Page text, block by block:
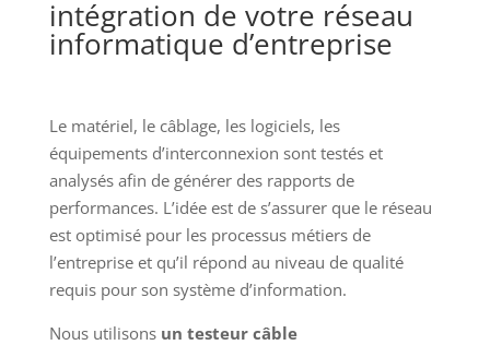
intégration de votre réseau
informatique d’entreprise
Le matériel, le câblage, les logiciels, les
équipements d’interconnexion sont testés et
analysés afin de générer des rapports de
performances. L’idée est de s’assurer que le réseau
est optimisé pour les processus métiers de
l’entreprise et qu’il répond au niveau de qualité
requis pour son système d’information.
Nous utilisons un testeur câble